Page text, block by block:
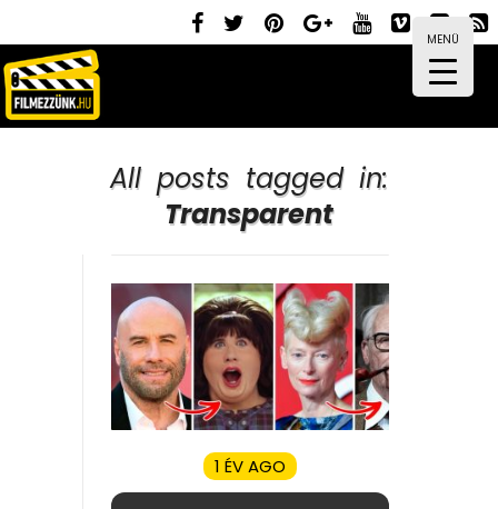
MENÜ
All posts tagged in:
Transparent
1 ÉV AGO